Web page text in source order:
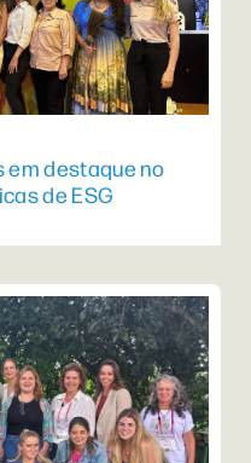
em destaque no
de ESG